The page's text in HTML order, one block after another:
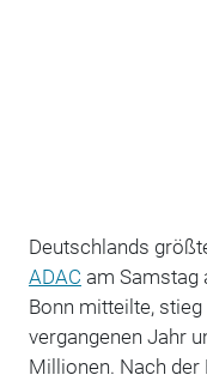
Deutschlands
ADAC am Samstag
Bonn mitteilte,
vergangenen Jahr
Millionen. Nach der